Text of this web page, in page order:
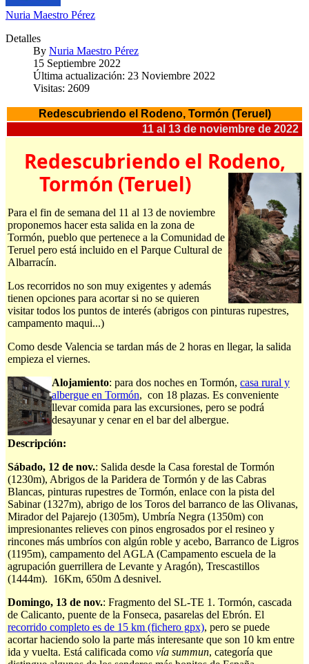
Nuria Maestro Pérez
Detalles
By Nuria Maestro Pérez
15 Septiembre 2022
Última actualización: 23 Noviembre 2022
Visitas: 2609
Redescubriendo el Rodeno, Tormón (Teruel)
11 al 13 de noviembre de 2022
Redescubriendo el Rodeno,
Tormón (Teruel)
Para el fin de semana del 11 al 13 de noviembre
proponemos hacer esta salida en la zona de
Tormón, pueblo que pertenece a la Comunidad de
Teruel pero está incluido en el Parque Cultural de
Albarracín.
Los recorridos no son muy exigentes y además
tienen opciones para acortar si no se quieren
visitar todos los puntos de interés (abrigos con pinturas rupestres,
campamento maqui...)
Como desde Valencia se tardan más de 2 horas en llegar, la salida
empieza el viernes.
Alojamiento: para dos noches en Tormón, casa rural y
albergue en Tormón, con 18 plazas. Es conveniente
llevar comida para las excursiones, pero se podrá
desayunar y cenar en el bar del albergue.
Descripción:
Sábado, 12 de nov.: Salida desde la Casa forestal de Tormón
(1230m), Abrigos de la Paridera de Tormón y de las Cabras
Blancas, pinturas rupestres de Tormón, enlace con la pista del
Sabinar (1327m), abrigo de los Toros del barranco de las Olivanas,
Mirador del Pajarejo (1305m), Umbría Negra (1350m) con
impresionantes relieves con pinos engrosados por el resineo y
rincones más umbríos con algún roble y acebo, Barranco de Ligros
(1195m), campamento del AGLA (Campamento escuela de la
agrupación guerrillera de Levante y Aragón), Trescastillos
(1444m). 16Km, 650m Δ desnivel.
Domingo, 13 de nov.: Fragmento del SL-TE 1. Tormón, cascada
de Calicanto, puente de la Fonseca, pasarelas del Ebrón. El
recorrido completo es de 15 km (fichero gpx), pero se puede
acortar haciendo solo la parte más interesante que son 10 km entre
ida y vuelta. Está calificada como vía summun, categoría que